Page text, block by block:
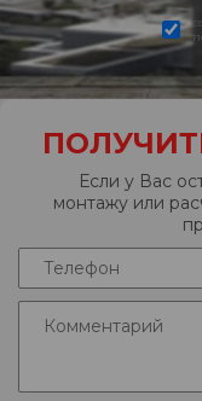
Если у Вас
монтажу или